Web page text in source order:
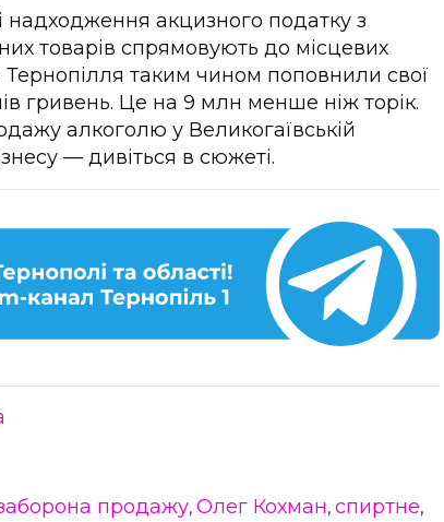
надходження акцизного податку з
товарів спрямовують до місцевих
таким чином поповнили свої
гривень. Це на 9 млн менше ніж торік.
алкоголю у Великогаївській
— дивіться в сюжеті.
продажу, Олег Кохман, спиртне,